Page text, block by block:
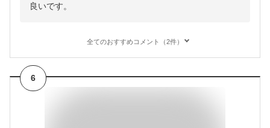
良いです。
全てのおすすめコメント（2件）
6